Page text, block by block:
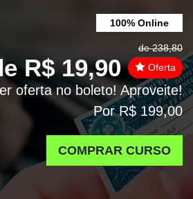
100% Online
de 238,80
R$ 19,90 Oferta
oferta no boleto! Aproveite!
Por R$ 199,00
COMPRAR CURSO